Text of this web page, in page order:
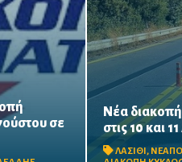
σε
τις
τις
Νέα
στις 10 και
ΛΑΣΙΘΙ,
Κλειστό από
Αγίου
γέφυρας